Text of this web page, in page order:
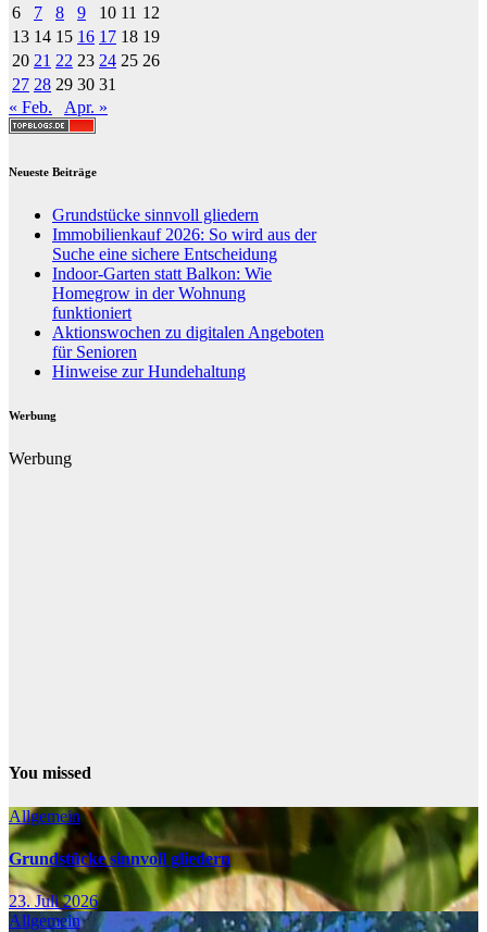
6
7 8 9 10 11 12
13 14 15 16 17 18 19
20 21 22 23 24 25 26
27 28 29 30 31
« Feb.
Apr. »
Neueste Beiträge
Grundstücke sinnvoll gliedern
Immobilienkauf 2026: So wird aus der
Suche eine sichere Entscheidung
Indoor-Garten statt Balkon: Wie
Homegrow in der Wohnung
funktioniert
Aktionswochen zu digitalen Angeboten
für Senioren
Hinweise zur Hundehaltung
Werbung
Werbung
You missed
Allgemein
Grundstücke sinnvoll gliedern
23. Juli 2026
Allgemein